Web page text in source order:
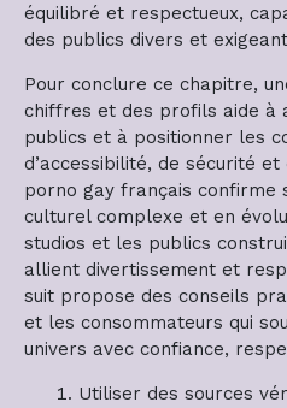
équilibré et respectueux,
des publics divers et
Pour conclure ce chapitre,
chiffres et des profils aide à
publics et à positionner les
d’accessibilité, de sécurité
porno gay français confirme
culturel complexe et en
studios et les publics
allient divertissement et
suit propose des conseils
et les consommateurs qui
univers avec confiance,
Utiliser des sources